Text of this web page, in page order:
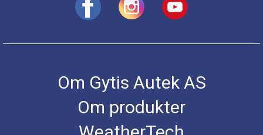
Om Gytis Autek AS
Om produkter